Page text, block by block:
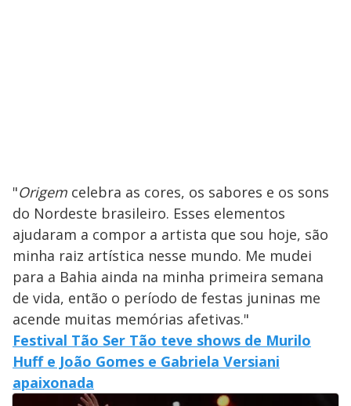
"Origem celebra as cores, os sabores e os sons
do Nordeste brasileiro. Esses elementos
ajudaram a compor a artista que sou hoje, são
minha raiz artística nesse mundo. Me mudei
para a Bahia ainda na minha primeira semana
de vida, então o período de festas juninas me
acende muitas memórias afetivas."
Festival Tão Ser Tão teve shows de Murilo
Huff e João Gomes e Gabriela Versiani
apaixonada